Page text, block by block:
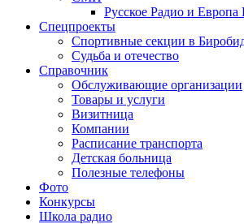
Русское Радио и
Спецпроекты
Спортивные секции в
Судьба и отечество
Справочник
Обслуживающие организации
Товары и услуги
Визитница
Компании
Расписание транспорта
Детская больница
Полезные телефоны
Фото
Конкурсы
Школа радио